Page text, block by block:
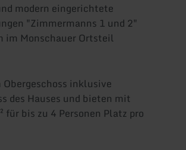
modern eingerichtete
"Zimmermanns 1 und 2"
im Monschauer Ortsteil
inklusive
des Hauses und bieten mit
für bis zu 4 Personen Platz pro